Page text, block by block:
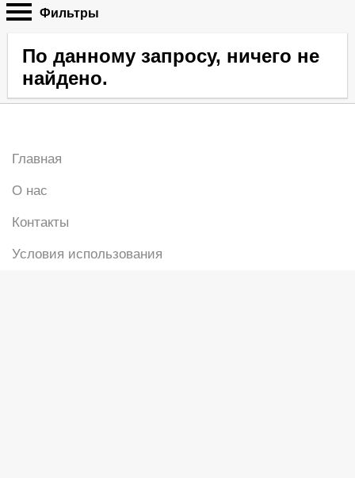
Фильтры
По данному запросу, ничего не
найдено.
Главная
О нас
Контакты
Условия использования